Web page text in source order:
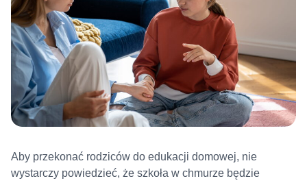
Aby przekonać rodziców do edukacji domowej, nie
wystarczy powiedzieć, że szkoła w chmurze będzie